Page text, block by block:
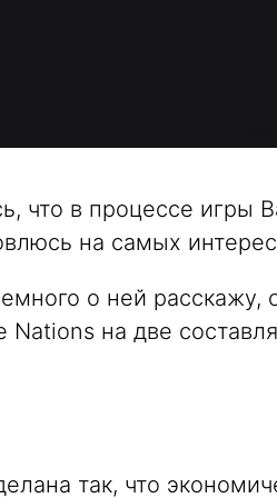
что в процессе игры
на самых
о ней расскажу,
Nations на две
так, что